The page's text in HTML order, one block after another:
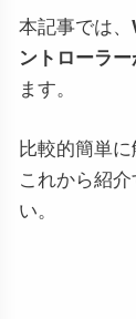
本記事では、
ントローラ
ます。
比較的簡単
これから紹
い。